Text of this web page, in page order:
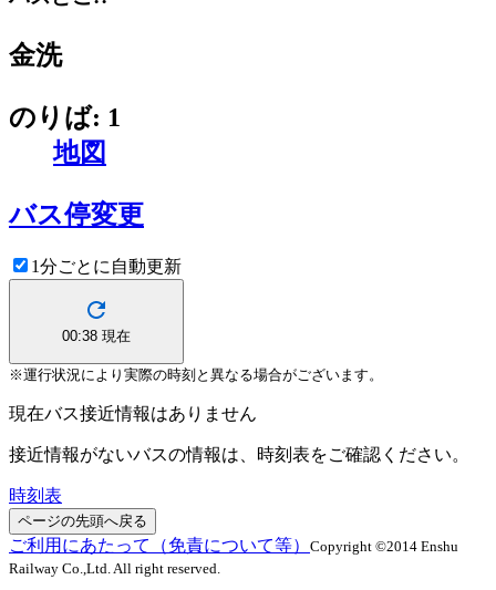
金洗
のりば: 1
地図
バス停変更
1分ごとに自動更新
00:38 現在
※運行状況により実際の時刻と異なる場合がございます。
現在バス接近情報はありません
接近情報がないバスの情報は、時刻表をご確認ください。
時刻表
ページの先頭へ戻る
ご利用にあたって（免責について等） Copyright ©2014 Enshu
Railway Co.,Ltd. All right reserved.